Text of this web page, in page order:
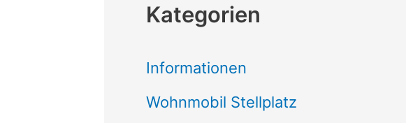
h
n
Kategorien
Informationen
Wohnmobil Stellplatz